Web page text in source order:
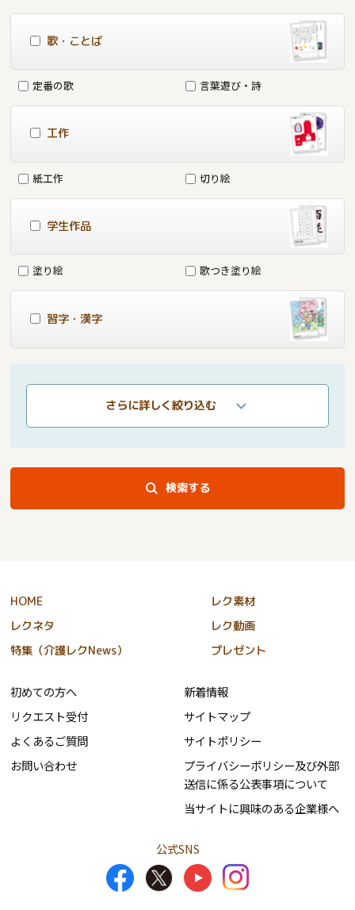
歌・ことば
定番の歌 言葉遊び・詩
工作
紙工作 切り絵
学生作品
塗り絵 歌つき塗り絵
習字・漢字
さらに詳しく絞り込む
検索する
HOME
レク素材
レクネタ
レク動画
特集（介護レクNews）
プレゼント
初めての方へ
リクエスト受付
よくあるご質問
お問い合わせ
新着情報
サイトマップ
サイトポリシー
プライバシーポリシー及び外部
送信に係る公表事項について
当サイトに興味のある企業様へ
公式SNS